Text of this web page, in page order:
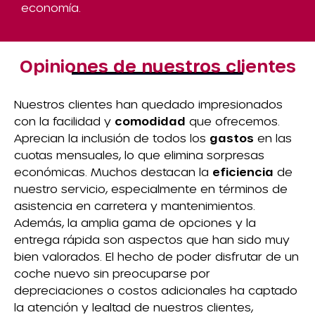
economía.
Opiniones de nuestros clientes
Nuestros clientes han quedado impresionados
con la facilidad y comodidad que ofrecemos.
Aprecian la inclusión de todos los gastos en las
cuotas mensuales, lo que elimina sorpresas
económicas. Muchos destacan la eficiencia de
nuestro servicio, especialmente en términos de
asistencia en carretera y mantenimientos.
Además, la amplia gama de opciones y la
entrega rápida son aspectos que han sido muy
bien valorados. El hecho de poder disfrutar de un
coche nuevo sin preocuparse por
depreciaciones o costos adicionales ha captado
la atención y lealtad de nuestros clientes,